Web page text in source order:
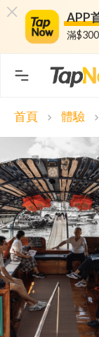
APP
滿
首頁 chevron_right 體驗 chevron_right